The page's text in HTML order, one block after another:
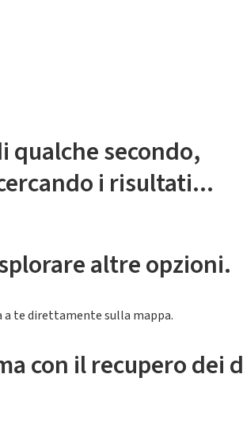
qualche secondo,
i risultati...
altre opzioni.
a te direttamente sulla mappa.
con il recupero dei